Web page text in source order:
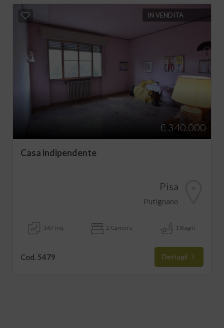
IN VENDITA
€ 340.000
Casa indipendente
Pisa
Putignano
147 mq 2 Camere 1 Bagni
Cod. 5479 Dettagli